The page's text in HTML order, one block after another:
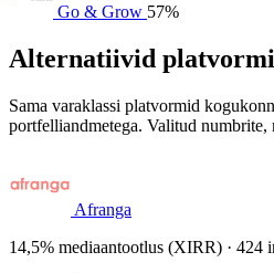
Go & Grow 57%
Alternatiivid
Sama varaklassi platvormid
portfelliandmetega. Valitud
Afranga
14,5% mediaantootlus (XIRR) · 424